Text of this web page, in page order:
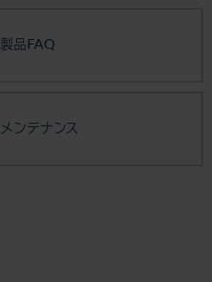
製品FAQ
メンテナンス